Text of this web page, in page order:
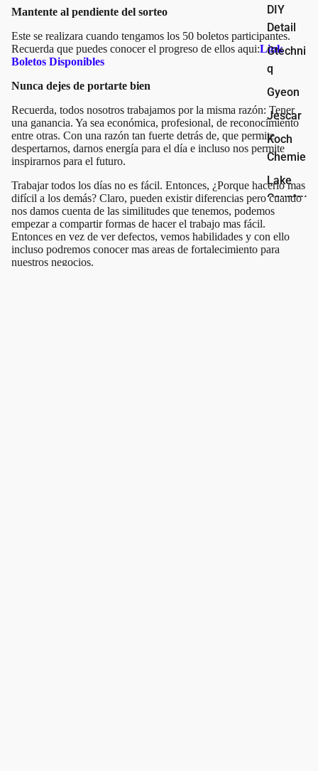
DIY
Detail
Gtechni
q
Gyeon
Jescar
Koch
Chemie
Lake
Country
Manufa
cturing
Liquid
Mantente al pendiente del sorteo
Este se realizara cuando tengamos los 50 boletos participantes.
Recuerda que puedes conocer el progreso de ellos aqui:Link
Boletos Disponibles
Nunca dejes de portarte bien
Recuerda, todos nosotros trabajamos por la misma razón: Tener
una ganancia. Ya sea económica, profesional, de reconocimiento
entre otras. Con una razón tan fuerte detrás de, que permite
despertarnos, darnos energía para el día e incluso nos permite
inspirarnos para el futuro.
Trabajar todos los días no es fácil. Entonces, ¿Porque hacerlo mas
difícil a los demás? Claro, pueden existir diferencias pero cuando
nos damos cuenta de las similitudes que tenemos, podemos
empezar a compartir formas de hacer el trabajo mas fácil.
Entonces en vez de ver defectos, vemos habilidades y con ello
incluso podremos conocer mas areas de fortalecimiento para
nuestros negocios.